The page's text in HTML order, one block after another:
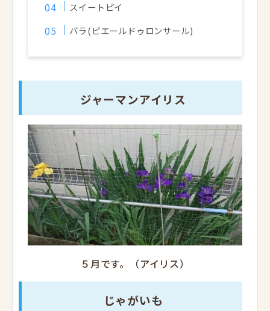
スイートピイ
バラ(ピエールドゥロンサール)
ジャーマンアイリス
５月です。（アイリス）
じゃがいも